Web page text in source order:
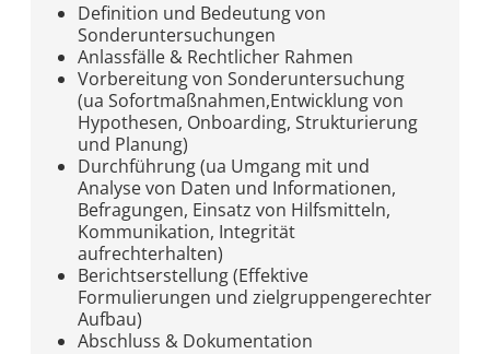
Definition und Bedeutung von
Sonderuntersuchungen
Anlassfälle & Rechtlicher Rahmen
Vorbereitung von Sonderuntersuchung
(ua Sofortmaßnahmen,Entwicklung von
Hypothesen, Onboarding, Strukturierung
und Planung)
Durchführung (ua Umgang mit und
Analyse von Daten und Informationen,
Befragungen, Einsatz von Hilfsmitteln,
Kommunikation, Integrität
aufrechterhalten)
Berichtserstellung (Effektive
Formulierungen und zielgruppengerechter
Aufbau)
Abschluss & Dokumentation